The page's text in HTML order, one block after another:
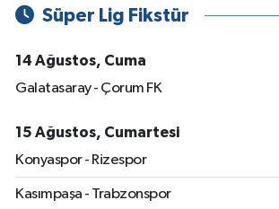
Süper Lig Fikstür
14 Ağustos, Cuma
Galatasaray - Çorum FK
15 Ağustos, Cumartesi
Konyaspor - Rizespor
Kasımpaşa - Trabzonspor